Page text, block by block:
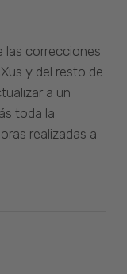
las correcciones
y del resto de
a un
toda la
realizadas a